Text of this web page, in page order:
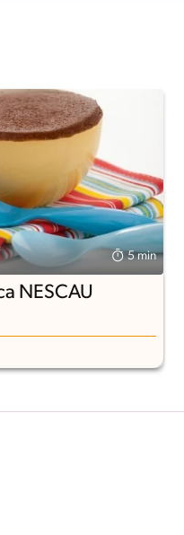
5 min
NESCAU